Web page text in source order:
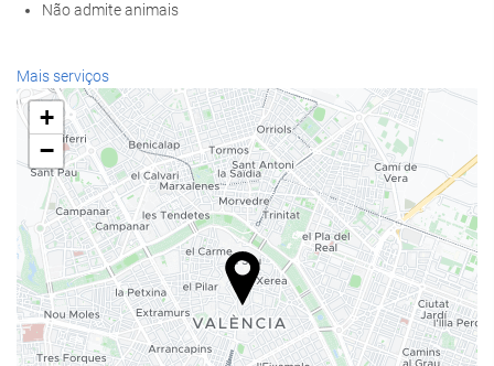
Não admite animais
Alimentação e bebidas
Restaurante à la carte
Bar
Café/cafetaria no local
Serviços de receção
Recepção disponível 24 horas
Sala para bagagem
Mais serviços
+
−